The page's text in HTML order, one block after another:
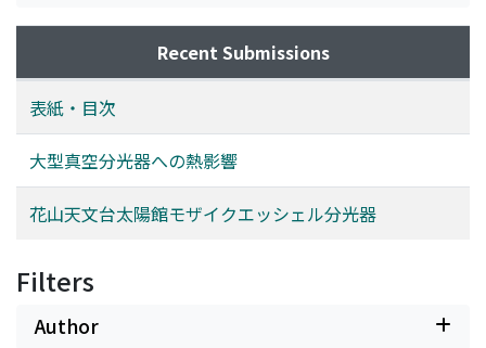
Recent Submissions
表紙・目次
大型真空分光器への熱影響
花山天文台太陽館モザイクエッシェル分光器
Filters
Author